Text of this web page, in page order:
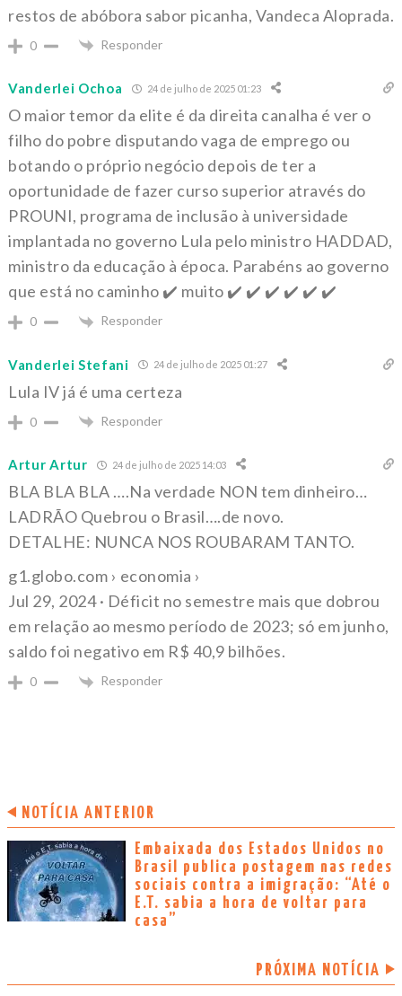
restos de abóbora sabor picanha, Vandeca Aloprada.
0 Responder
Vanderlei Ochoa 24 de julho de 2025 01:23
O maior temor da elite é da direita canalha é ver o
filho do pobre disputando vaga de emprego ou
botando o próprio negócio depois de ter a
oportunidade de fazer curso superior através do
PROUNI, programa de inclusão à universidade
implantada no governo Lula pelo ministro HADDAD,
ministro da educação à época. Parabéns ao governo
que está no caminho ✔️ muito ✔️ ✔️ ✔️ ✔️ ✔️ ✔️
0 Responder
Vanderlei Stefani 24 de julho de 2025 01:27
Lula IV já é uma certeza
0 Responder
Artur Artur 24 de julho de 2025 14:03
BLA BLA BLA ….Na verdade NON tem dinheiro…
LADRÃO Quebrou o Brasil….de novo.
DETALHE: NUNCA NOS ROUBARAM TANTO.
g1.globo.com › economia ›
Jul 29, 2024 · Déficit no semestre mais que dobrou
em relação ao mesmo período de 2023; só em junho,
saldo foi negativo em R$ 40,9 bilhões.
0 Responder
NOTÍCIA ANTERIOR
Embaixada dos Estados Unidos no
Brasil publica postagem nas redes
sociais contra a imigração: “Até o
E.T. sabia a hora de voltar para
casa”
PRÓXIMA NOTÍCIA